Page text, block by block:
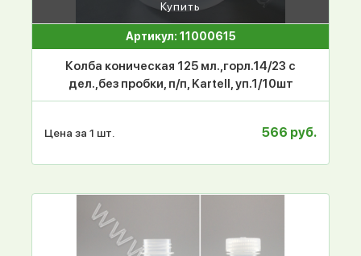
Купить
Артикул: 11000615
Колба коническая 125 мл.,горл.14/23 с
дел.,без пробки, п/п, Kartell, уп.1/10шт
Цена за 1 шт. 566 руб.